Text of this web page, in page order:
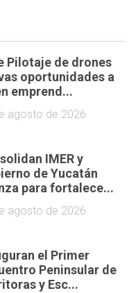
Pilotaje de drones
oportunidades a
emprend...
agosto de 2026
IMER y
de Yucatán
para fortalece...
agosto de 2026
el Primer
Peninsular de
y Esc...